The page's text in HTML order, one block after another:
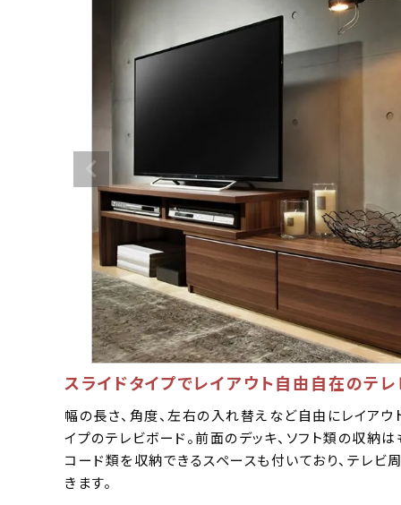
スライドタイプでレイアウト自由自在のテ
幅の長さ、角度、左右の入れ替えなど自由にレイアウ
イプのテレビボード。前面のデッキ、ソフト類の収納
コード類を収納できるスペースも付いており、テレビ
きます。